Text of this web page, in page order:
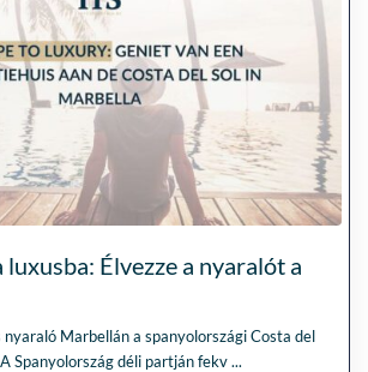
luxusba: Élvezze a nyaralót a
nyaraló Marbellán a spanyolországi Costa del
Spanyolország déli partján fekv...